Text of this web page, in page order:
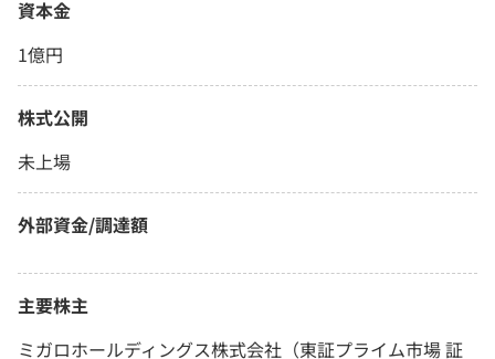
資本金
1億円
株式公開
未上場
外部資金/調達額
主要株主
ミガロホールディングス株式会社（東証プライム市場 証